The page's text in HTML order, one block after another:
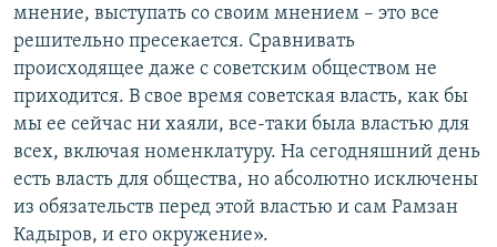
мнение, выступать со своим мнением – это все
решительно пресекается. Сравнивать
происходящее даже с советским обществом не
приходится. В свое время советская власть, как бы
мы ее сейчас ни хаяли, все-таки была властью для
всех, включая номенклатуру. На сегодняшний день
есть власть для общества, но абсолютно исключены
из обязательств перед этой властью и сам Рамзан
Кадыров, и его окружение».